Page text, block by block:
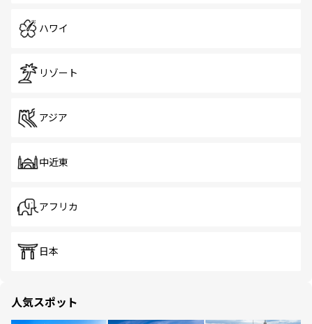
ハワイ
リゾート
アジア
中近東
アフリカ
日本
人気スポット